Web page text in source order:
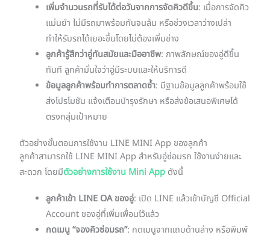
เพิ่มจำนวนรถที่รับได้ต่อวันจากการจัดคิวดีขึ้น: เมื่อการจัดคิว
แม่นยำ ไม่มีรถมาพร้อมกันจนล้น หรือช่วงเวลาว่างเปล่า
ทำให้รับรถได้เยอะขึ้นโดยไม่ต้องเพิ่มช่าง
ลูกค้ารู้สึกว่าอู่ทันสมัยและมืออาชีพ: ภาพลักษณ์ของอู่ดีขึ้น
ทันที ลูกค้ามั่นใจว่าอู่มีระบบและให้บริการดี
ข้อมูลลูกค้าพร้อมทำการตลาดซ้ำ: มีฐานข้อมูลลูกค้าพร้อมใช้
ส่งโปรโมชัน แจ้งเตือนบำรุงรักษา หรือส่งข้อเสนอพิเศษได้
ตรงกลุ่มเป้าหมาย
ตัวอย่างขั้นตอนการใช้งาน LINE MINI App ของลูกค้า
ลูกค้าสามารถใช้ LINE MINI App สำหรับอู่ซ่อมรถ ใช้งานง่ายและ
สะดวก โดยมีตัวอย่างการใช้งาน Mini App ดังนี้
ลูกค้าเข้า LINE OA ของอู่: เปิด LINE แล้วเข้าบัญชี Official
Account ของอู่ที่เพิ่มเพื่อนไว้แล้ว
กดเมนู “จองคิวซ่อมรถ”: กดเมนูจากแถบด้านล่าง หรือพิมพ์